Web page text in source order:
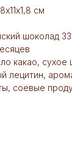
см
шоколад
какао,
лецитин,
соевые